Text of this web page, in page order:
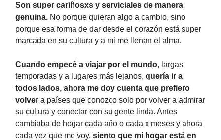
Son super cariñosxs y serviciales de manera
genuina. No porque quieran algo a cambio, sino
porque esa forma de dar desde el corazón está super
marcada en su cultura y a mi me llenan el alma.
Cuando empecé a viajar por el mundo, largas
temporadas y a lugares más lejanos, quería ir a
todos lados, ahora me doy cuenta que prefiero
volver a países que conozco solo por volver a admirar
su cultura y conectar con su gente linda. Antes
cambiaba de hogar cada año o cada x meses y ahora
cada vez que me voy, siento que mi hogar está en